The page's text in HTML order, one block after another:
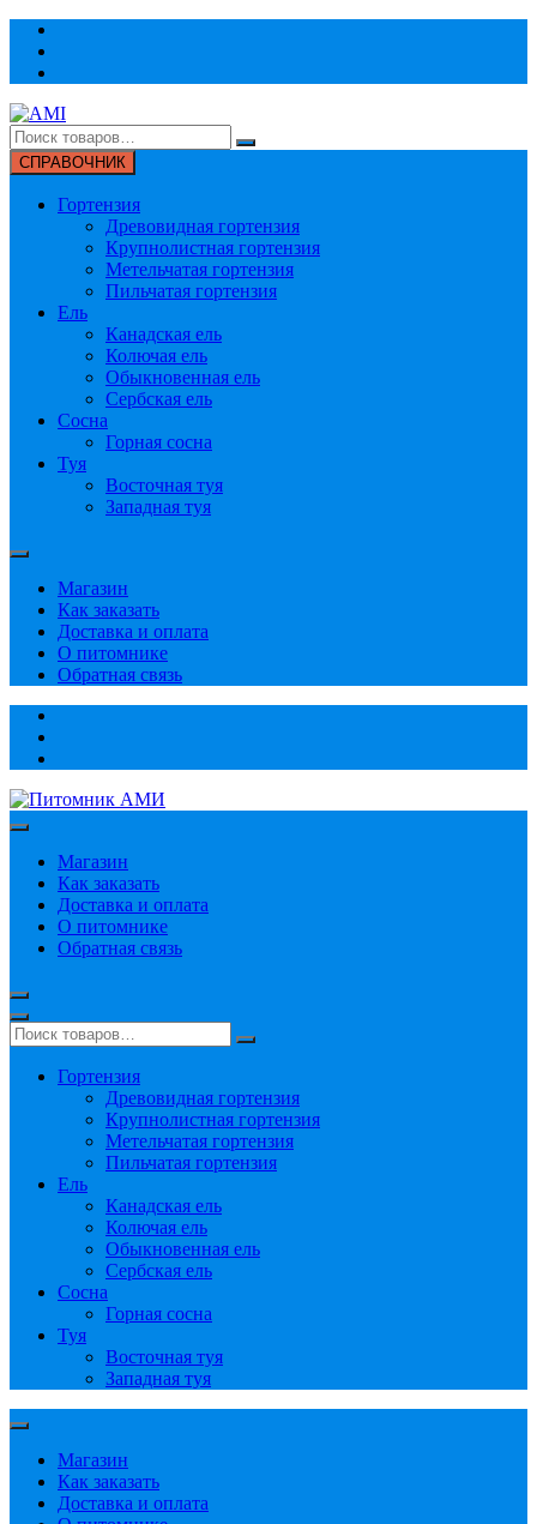
Перейти
содержимому
СПРАВОЧНИК
Гортензия
Древовидная гортензия
Крупнолистная гортензия
Метельчатая гортензия
Пильчатая гортензия
Ель
Канадская ель
Колючая ель
Обыкновенная ель
Сербская ель
Сосна
Горная сосна
Туя
Восточная туя
Западная туя
Магазин
Как заказать
Доставка и оплата
О питомнике
Обратная связь
Магазин
Как заказать
Доставка и оплата
О питомнике
Обратная связь
Гортензия
Древовидная гортензия
Крупнолистная гортензия
Метельчатая гортензия
Пильчатая гортензия
Ель
Канадская ель
Колючая ель
Обыкновенная ель
Сербская ель
Сосна
Горная сосна
Туя
Восточная туя
Западная туя
Магазин
Как заказать
Доставка и оплата